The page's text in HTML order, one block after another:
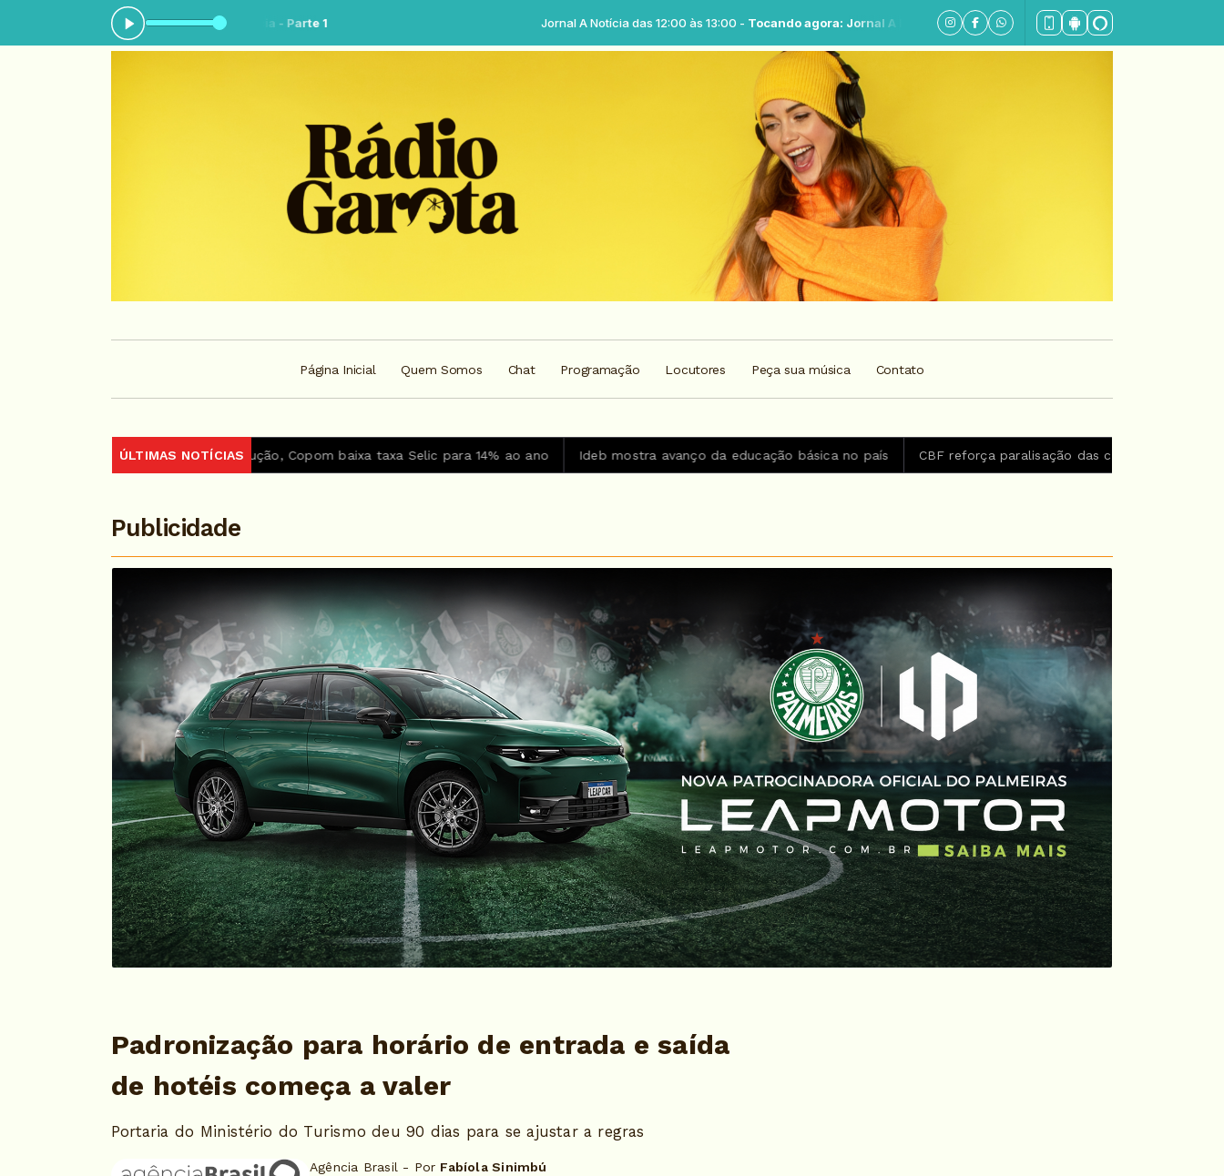
agora: Jornal A Notícia - Parte 1 Jornal A Notícia das 12:00 às 13:00 -Tocando agora: Jornal A Notícia - Parte 1
Página Inicial Quem Somos Chat Programação Locutores Peça sua música Contato
ÚLTIMAS NOTÍCIAS
Em nova redução, Copom baixa taxa Selic para 14% ao ano Ideb mostra avanço da educação básica no país CBF reforça paralisação das competições durante Copa Feminina
Publicidade
Padronização para horário de entrada e saída
de hotéis começa a valer
Portaria do Ministério do Turismo deu 90 dias para se ajustar a regras
Agência Brasil - Por Fabíola Sinimbú